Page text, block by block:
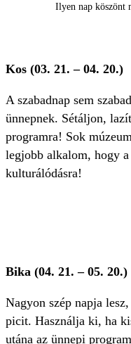
Ilyen nap köszönt
Kos (03. 21. – 04. 20.)
A szabadnap sem
ünnepnek. Sétáljon,
programra! Sok
legjobb alkalom, hogy
kulturálódásra!
Bika (04. 21. – 05. 20.)
Nagyon szép napja
picit. Használja ki, ha
utána az ünnepi